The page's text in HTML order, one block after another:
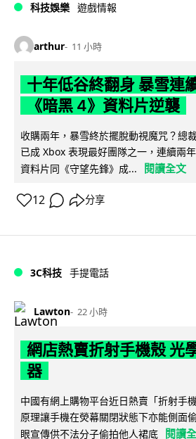
科技娛樂 遊戲情報
arthur 11 小時
十年低谷終翻身 暴雪連
《暗黑 4》資料片逆襲
收購兩年，暴雪終於擺脫動視魔咒？總
已成 Xbox 表現最好團隊之一，連續兩
資料片同《守望先鋒》成...
閱讀全文
12 分享
3C科技 手提電話
Lawton 22 小時
網店熱賣折射手機殼 光
器
中國有網上購物平台近日熱賣「折射手
原理讓手機在熒幕關閉狀態下亦能側面
眼宣傳供不法分子偷拍他人裙底
閱讀